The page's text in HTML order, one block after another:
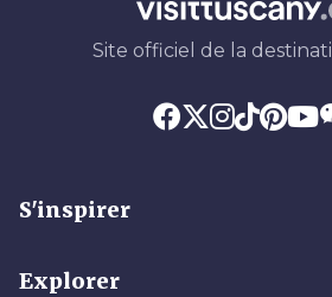
Site officiel de la
S'inspirer
Explorer